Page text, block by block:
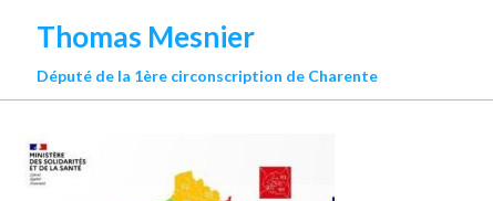
Thomas Mesnier
Député de la 1ère circonscription de Charente